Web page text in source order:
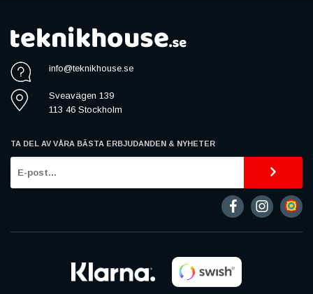
info@teknikhouse.se
Sveavägen 139
113 46 Stockholm
TA DEL AV VÅRA BÄSTA ERBJUDANDEN & NYHETER